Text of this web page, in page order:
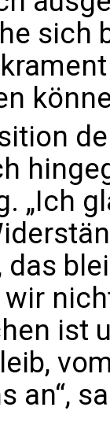
sich
„Ich
das
ist
an“,